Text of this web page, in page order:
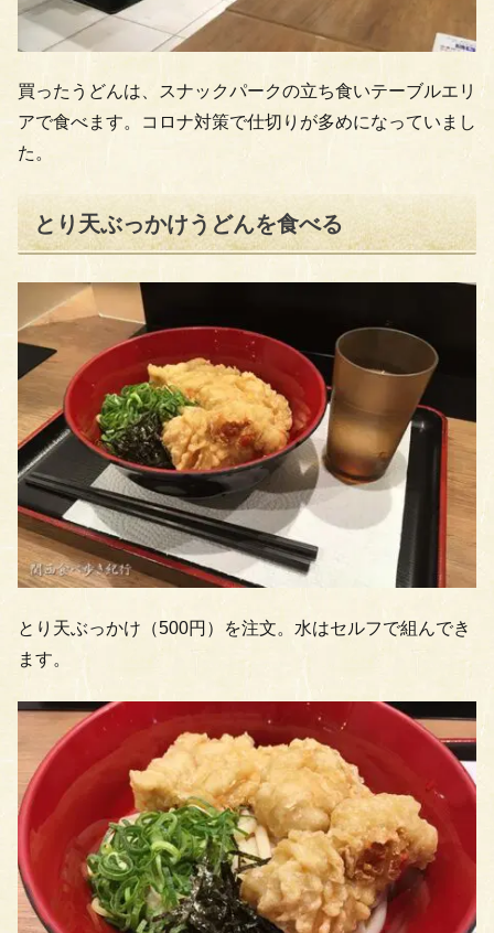
買ったうどんは、スナックパークの立ち食いテーブルエリ
アで食べます。コロナ対策で仕切りが多めになっていまし
た。
とり天ぶっかけうどんを食べる
とり天ぶっかけ（500円）を注文。水はセルフで組んでき
ます。